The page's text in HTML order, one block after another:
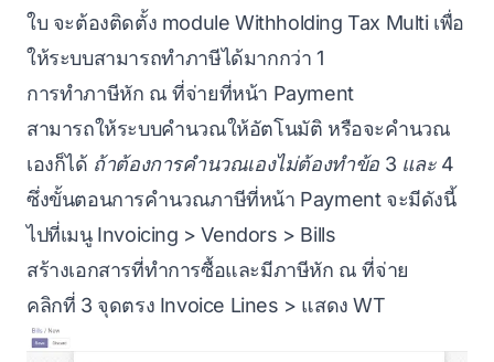
ใบ จะต้องติดตั้ง module Withholding Tax Multi เพื่อ
ให้ระบบสามารถทำภาษีได้มากกว่า 1
การทำภาษีหัก ณ ที่จ่ายที่หน้า Payment
สามารถให้ระบบคำนวณให้อัตโนมัติ หรือจะคำนวณ
เองก็ได้ ถ้าต้องการคำนวณเองไม่ต้องทำข้อ 3 และ 4
ซึ่งขั้นตอนการคำนวณภาษีที่หน้า Payment จะมีดังนี้
ไปที่เมนู Invoicing > Vendors > Bills
สร้างเอกสารที่ทำการซื้อและมีภาษีหัก ณ ที่จ่าย
คลิกที่ 3 จุดตรง Invoice Lines > แสดง WT